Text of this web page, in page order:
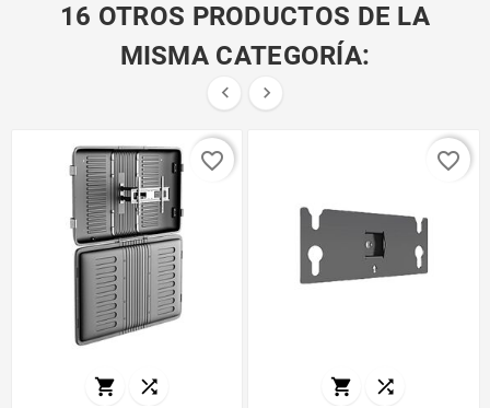
16 OTROS PRODUCTOS DE LA
MISMA CATEGORÍA:
 
 
favorite_border
 
favorite_border